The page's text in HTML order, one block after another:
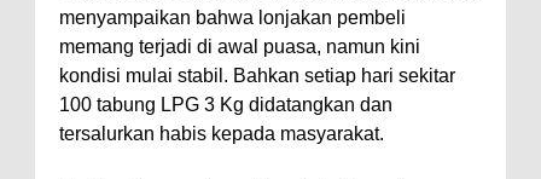
menyampaikan bahwa lonjakan pembeli
memang terjadi di awal puasa, namun kini
kondisi mulai stabil. Bahkan setiap hari sekitar
100 tabung LPG 3 Kg didatangkan dan
tersalurkan habis kepada masyarakat.